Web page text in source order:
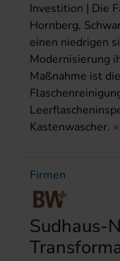
Investition | Die
Hornberg,
einen niedrigen
Modernisierung
Maßnahme ist
Kastenwascher.
Firmen
Sudhaus-